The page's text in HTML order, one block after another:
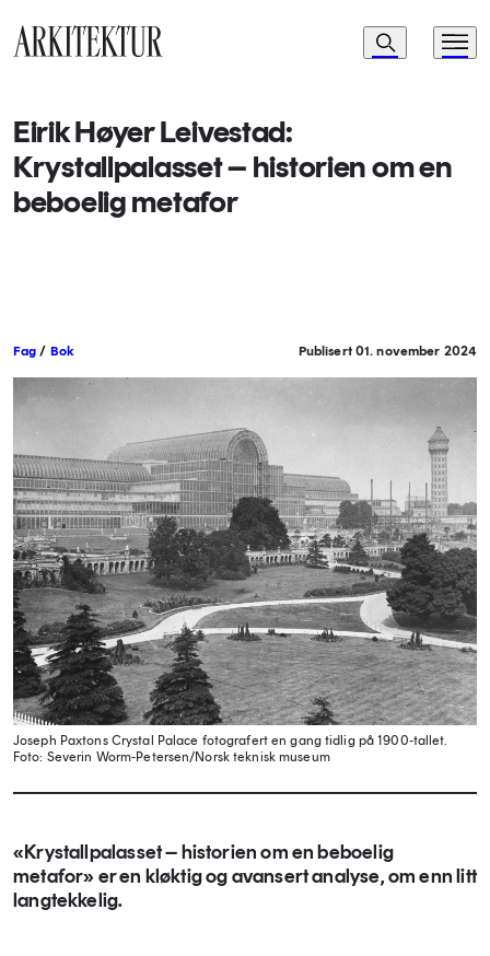
Navigasjon
Søk Meny
Eirik Høyer Leivestad:
Krystallpalasset – historien om en
beboelig metafor
Fag / Bok Publisert 01. november 2024
Joseph Paxtons Crystal Palace fotografert en gang tidlig på 1900-tallet.
Foto: Severin Worm-Petersen/Norsk teknisk museum
«Krystallpalasset – historien om en beboelig
metafor» er en kløktig og avansert analyse, om enn litt
langtekkelig.